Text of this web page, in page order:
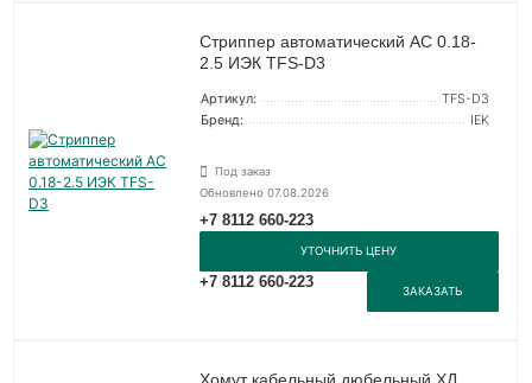
Стриппер автоматический АС 0.18-
2.5 ИЭК TFS-D3
Артикул:
TFS-D3
Бренд:
IEK
Под заказ
Обновлено 07.08.2026
+7 8112 660-223
УТОЧНИТЬ ЦЕНУ
+7 8112 660-223
ЗАКАЗАТЬ